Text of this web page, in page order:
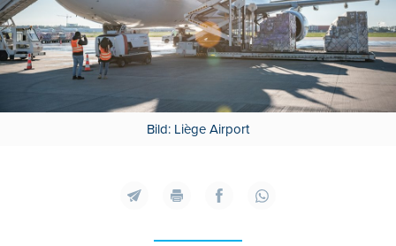
Bild: Liège Airport